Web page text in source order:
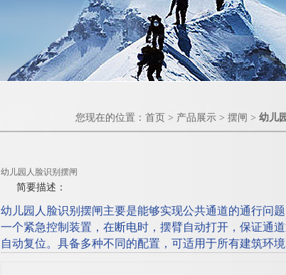
您现在的位置： 首页 > 产品展示 > 摆闸 > 幼儿
幼儿园人脸识别摆闸
简要描述：
幼儿园人脸识别摆闸主要是能够实现公共通道的通行问
一个紧急控制装置，在断电时，摆臂自动打开，保证通
自动复位。具备多种不同的配置，可适用于所有建筑环